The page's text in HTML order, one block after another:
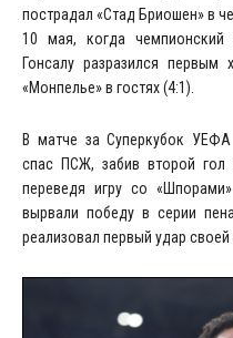
пострадал «Стад Бриошен» в
10 мая, когда
Гонсалу разразился
«Монпелье» в гостях (4:1).
В матче за Суперкубок
спас ПСЖ, забив второй
переведя игру со
вырвали победу в серии
реализовал первый удар